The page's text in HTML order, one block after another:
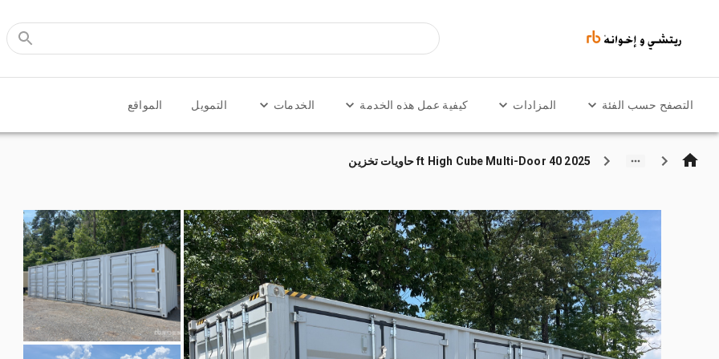
التصفح حسب الفئة المزادات كيفية عمل هذه الخدمة الخدمات التمويل المواقع
2025 40 ft High Cube Multi-Door حاويات تخزين